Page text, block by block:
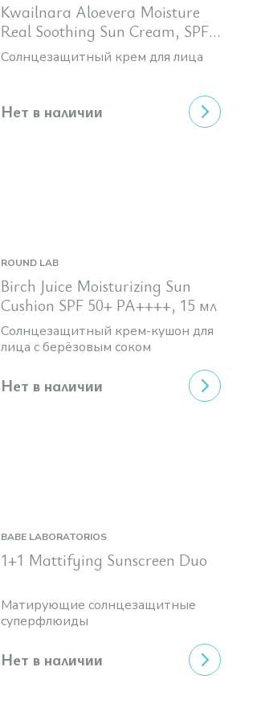
Kwailnara Aloevera Moisture
Real Soothing Sun Cream, SPF
50+ и PA++++
Солнцезащитный крем для лица
Нет в наличии
ROUND LAB
Birch Juice Moisturizing Sun
Cushion SPF 50+ PA++++, 15 мл
Солнцезащитный крем-кушон для
лица с берёзовым соком
Нет в наличии
BABE LABORATORIOS
1+1 Mattifying Sunscreen Duo
Матирующие солнцезащитные
суперфлюиды
Нет в наличии